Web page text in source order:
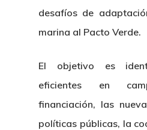
desafíos de
marina al Pacto Verde.
El objetivo es
eficientes en
financiación, las
políticas públicas, la